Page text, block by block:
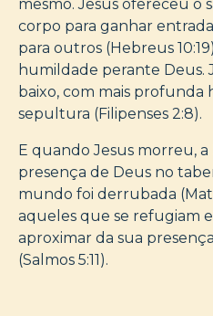
mesmo. Jesus ofereceu o
corpo para ganhar
para outros (Hebreus
humildade perante Deus.
baixo, com mais profunda
sepultura (Filipenses 2:8).
E quando Jesus morreu,
presença de Deus no
mundo foi derrubada
aqueles que se refugiam
aproximar da sua
(Salmos 5:11).